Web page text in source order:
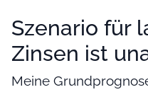
Szenario für
Zinsen ist
Meine